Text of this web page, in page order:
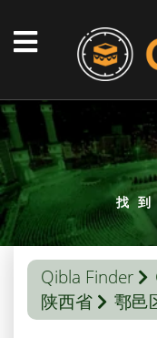
找
Qibla Finder
陕西省
鄠邑